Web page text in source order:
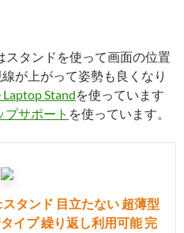
スタンドを使って画面の位置
が上がって姿勢も良くなり
Standを使っています
プサポート を使っています。
タンド 目立たない 超薄型
イプ 繰り返し利用可能 完